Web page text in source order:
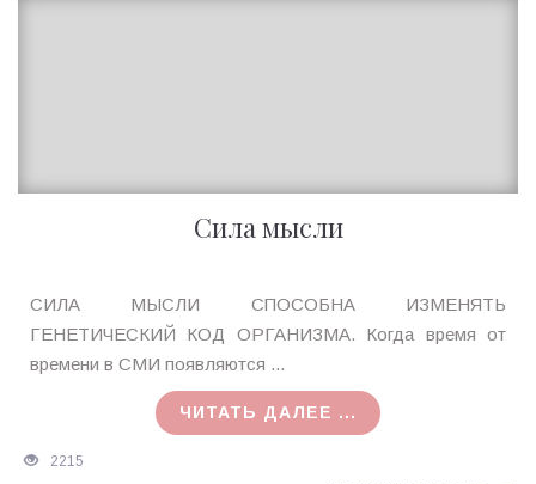
Сила мысли
Ирина
MagicTantra
16.09.2015
СИЛА МЫСЛИ СПОСОБНА ИЗМЕНЯТЬ
ГЕНЕТИЧЕСКИЙ КОД ОРГАНИЗМА. Когда время от
времени в СМИ появляются ...
ЧИТАТЬ ДАЛЕЕ ...
2215